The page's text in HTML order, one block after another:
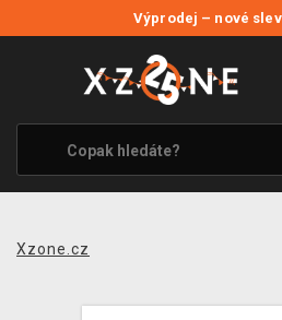
Výprodej – nové
VÝPRODEJ
VIDEOHRY
XZONE ORIGINALS
TÉMATIKY
Xzone.cz